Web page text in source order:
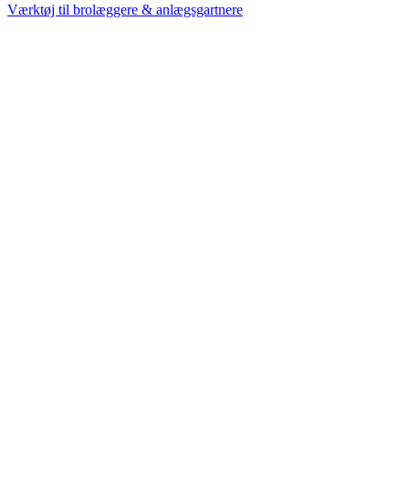
Værktøj til brolæggere & anlægsgartnere